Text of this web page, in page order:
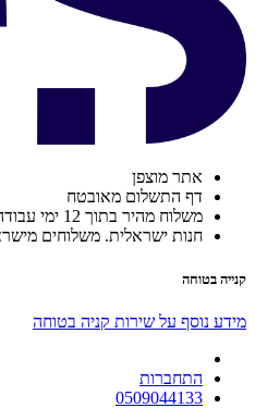
אתר מוצפן
דף התשלום מאובטח
משלוח מהיר בתוך 12 ימי עבודה
חנות ישראלית. משלוחים
קנייה בטוחה
מידע נוסף על שירות קניה בטוחה
התחברות
0509044133